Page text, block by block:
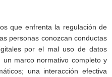
que enfrenta la regulación de
personas conozcan conductas
por el mal uso de datos
un marco normativo completo y
una interacción efectiva